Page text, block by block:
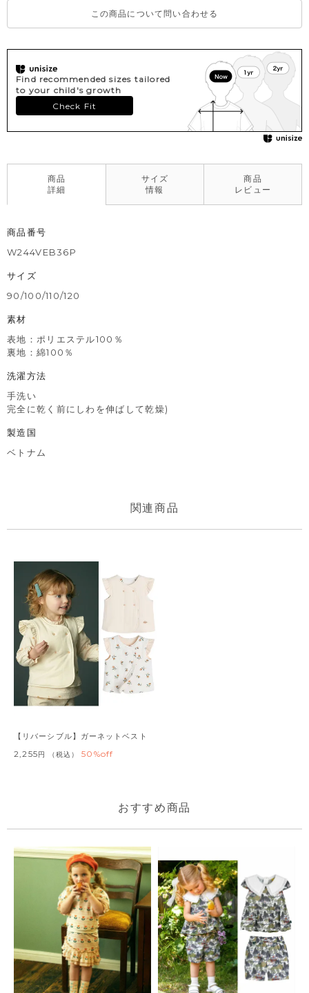
この商品について問い合わせる
Find recommended sizes tailored
to your child's growth
Check Fit
商品
詳細
サイズ
情報
商品
レビュー
商品番号
W244VEB36P
サイズ
90/100/110/120
素材
表地：ポリエステル100％
裏地：綿100％
洗濯方法
手洗い
完全に乾く前にしわを伸ばして乾燥)
製造国
ベトナム
【リバーシブル】ガーネットベスト
2,255 税込 50%off
おすすめ商品